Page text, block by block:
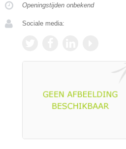
Openingstijden onbekend
Sociale media: